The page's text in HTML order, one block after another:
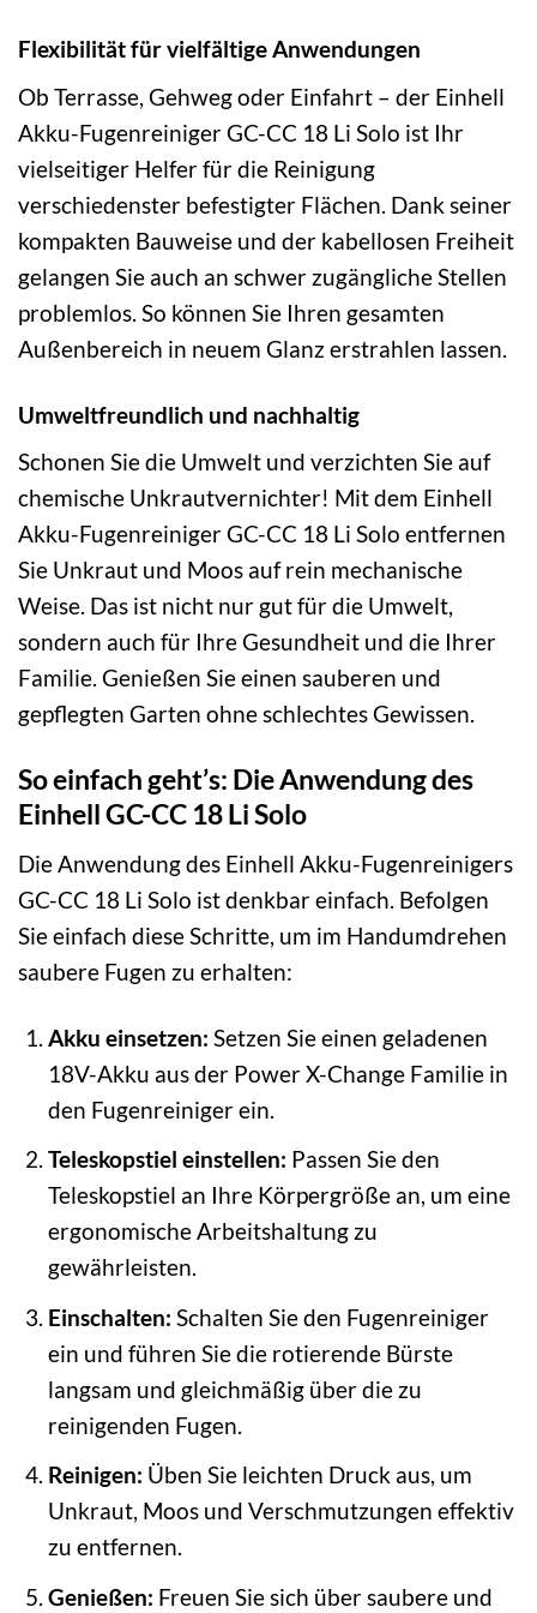
Flexibilität für vielfältige Anwendungen
Ob Terrasse, Gehweg oder Einfahrt – der Einhell
Akku-Fugenreiniger GC-CC 18 Li Solo ist Ihr
vielseitiger Helfer für die Reinigung
verschiedenster befestigter Flächen. Dank seiner
kompakten Bauweise und der kabellosen Freiheit
gelangen Sie auch an schwer zugängliche Stellen
problemlos. So können Sie Ihren gesamten
Außenbereich in neuem Glanz erstrahlen lassen.
Umweltfreundlich und nachhaltig
Schonen Sie die Umwelt und verzichten Sie auf
chemische Unkrautvernichter! Mit dem Einhell
Akku-Fugenreiniger GC-CC 18 Li Solo entfernen
Sie Unkraut und Moos auf rein mechanische
Weise. Das ist nicht nur gut für die Umwelt,
sondern auch für Ihre Gesundheit und die Ihrer
Familie. Genießen Sie einen sauberen und
gepflegten Garten ohne schlechtes Gewissen.
So einfach geht’s: Die Anwendung des
Einhell GC-CC 18 Li Solo
Die Anwendung des Einhell Akku-Fugenreinigers
GC-CC 18 Li Solo ist denkbar einfach. Befolgen
Sie einfach diese Schritte, um im Handumdrehen
saubere Fugen zu erhalten:
Akku einsetzen: Setzen Sie einen geladenen
18V-Akku aus der Power X-Change Familie in
den Fugenreiniger ein.
Teleskopstiel einstellen: Passen Sie den
Teleskopstiel an Ihre Körpergröße an, um eine
ergonomische Arbeitshaltung zu
gewährleisten.
Einschalten: Schalten Sie den Fugenreiniger
ein und führen Sie die rotierende Bürste
langsam und gleichmäßig über die zu
reinigenden Fugen.
Reinigen: Üben Sie leichten Druck aus, um
Unkraut, Moos und Verschmutzungen effektiv
zu entfernen.
Genießen: Freuen Sie sich über saubere und